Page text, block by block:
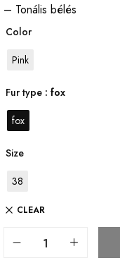
– Tonális bélés
Color
Pink
Fur type : fox
fox
Size
38
CLEAR